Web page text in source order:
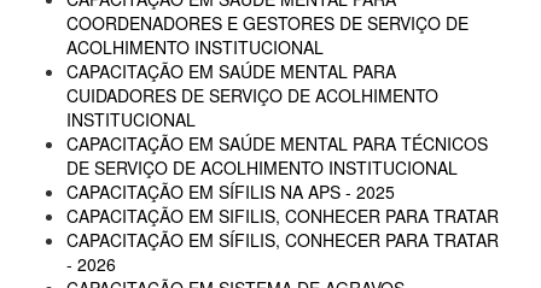
COORDENADORES E GESTORES DE SERVIÇO DE
ACOLHIMENTO INSTITUCIONAL
CAPACITAÇÃO EM SAÚDE MENTAL PARA
CUIDADORES DE SERVIÇO DE ACOLHIMENTO
INSTITUCIONAL
CAPACITAÇÃO EM SAÚDE MENTAL PARA TÉCNICOS
DE SERVIÇO DE ACOLHIMENTO INSTITUCIONAL
CAPACITAÇÃO EM SÍFILIS NA APS - 2025
CAPACITAÇÃO EM SIFILIS, CONHECER PARA TRATAR
CAPACITAÇÃO EM SÍFILIS, CONHECER PARA TRATAR
- 2026